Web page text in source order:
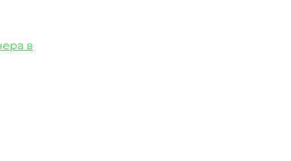
в